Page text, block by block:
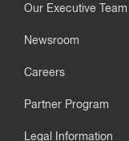
Our Executive Team
Newsroom
Careers
Partner Program
Legal Information